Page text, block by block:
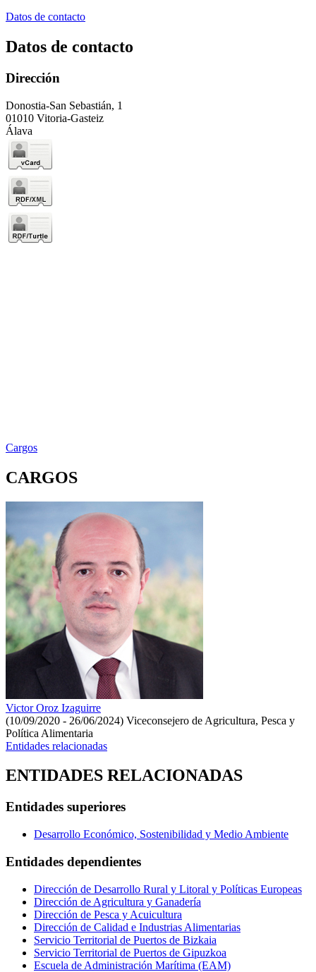
Datos de contacto
Datos de contacto
Dirección
Donostia-San Sebastián, 1
01010 Vitoria-Gasteiz
Álava
Cargos
CARGOS
Victor Oroz Izaguirre
(10/09/2020 - 26/06/2024) Viceconsejero de Agricultura, Pesca y
Política Alimentaria
Entidades relacionadas
ENTIDADES RELACIONADAS
Entidades superiores
Desarrollo Económico, Sostenibilidad y Medio Ambiente
Entidades dependientes
Dirección de Desarrollo Rural y Litoral y Políticas Europeas
Dirección de Agricultura y Ganadería
Dirección de Pesca y Acuicultura
Dirección de Calidad e Industrias Alimentarias
Servicio Territorial de Puertos de Bizkaia
Servicio Territorial de Puertos de Gipuzkoa
Escuela de Administración Marítima (EAM)